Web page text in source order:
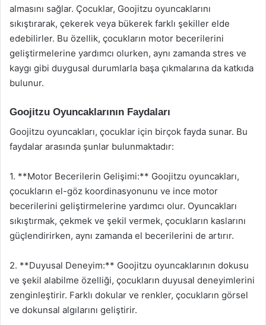
almasını sağlar. Çocuklar, Goojitzu oyuncaklarını
sıkıştırarak, çekerek veya bükerek farklı şekiller elde
edebilirler. Bu özellik, çocukların motor becerilerini
geliştirmelerine yardımcı olurken, aynı zamanda stres ve
kaygı gibi duygusal durumlarla başa çıkmalarına da katkıda
bulunur.
Goojitzu Oyuncaklarının Faydaları
Goojitzu oyuncakları, çocuklar için birçok fayda sunar. Bu
faydalar arasında şunlar bulunmaktadır:
1. **Motor Becerilerin Gelişimi:** Goojitzu oyuncakları,
çocukların el-göz koordinasyonunu ve ince motor
becerilerini geliştirmelerine yardımcı olur. Oyuncakları
sıkıştırmak, çekmek ve şekil vermek, çocukların kaslarını
güçlendirirken, aynı zamanda el becerilerini de artırır.
2. **Duyusal Deneyim:** Goojitzu oyuncaklarının dokusu
ve şekil alabilme özelliği, çocukların duyusal deneyimlerini
zenginleştirir. Farklı dokular ve renkler, çocukların görsel
ve dokunsal algılarını geliştirir.